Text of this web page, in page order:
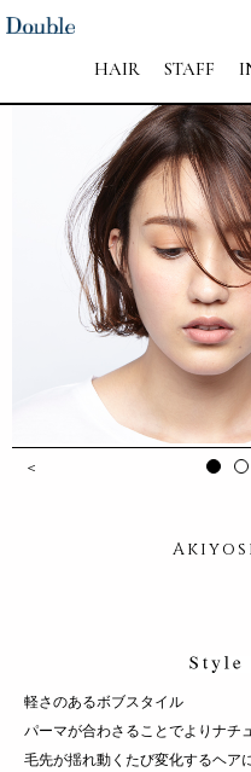
HAIR STAFF
＜
軽さのあるボブスタイル
パーマが合わさることでよりナチ
毛先が揺れ動くたび変化するヘア